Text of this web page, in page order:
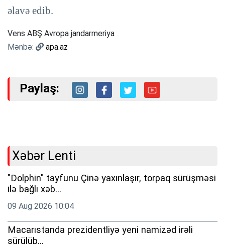
əlavə edib.
Vens ABŞ Avropa jandarmeriya
Mənbə:
apa.az
Paylaş:
Xəbər Lenti
"Dolphin" tayfunu Çinə yaxınlaşır, torpaq sürüşməsi
ilə bağlı xəb...
09 Aug 2026 10:04
Macarıstanda prezidentliyə yeni namizəd irəli
sürülüb...